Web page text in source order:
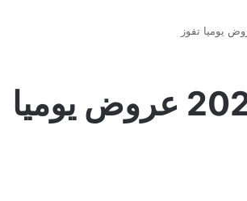
عروض الدكان بصفحة واحدة اليوم 28 يوليو 2024 عروض يوميا